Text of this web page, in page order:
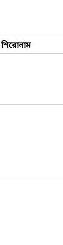
শিরোনাম